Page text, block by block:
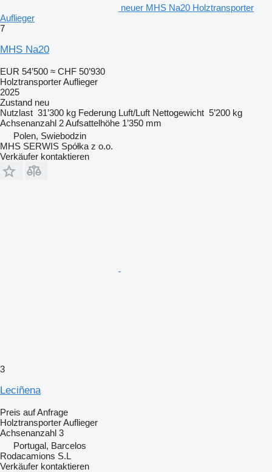
neuer MHS Na20 Holztransporter
Auflieger
7
MHS Na20
EUR 54’500 ≈ CHF 50’930
Holztransporter Auflieger
2025
Zustand neu
Nutzlast 31’300 kg Federung Luft/Luft Nettogewicht 5’200 kg
Achsenanzahl 2Aufsattelhöhe 1’350 mm
Polen, Swiebodzin
MHS SERWIS Spółka z o.o.
Verkäufer kontaktieren
3
Leciñena
Preis auf Anfrage
Holztransporter Auflieger
Achsenanzahl 3
Portugal, Barcelos
Rodacamions S.L
Verkäufer kontaktieren